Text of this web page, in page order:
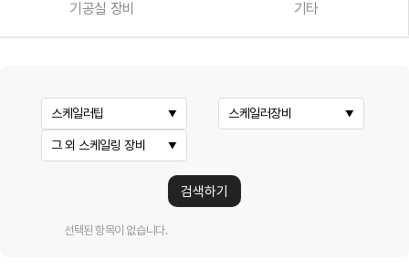
기공실 장비 기타
스케일러팁 스케일러장비
그 외 스케일링 장비
검색하기
선택된 항목이 없습니다.